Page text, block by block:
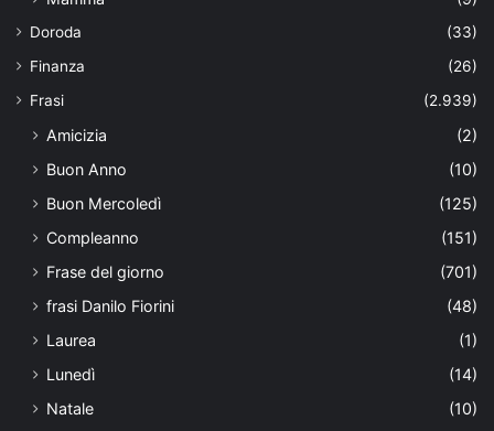
Doroda
(33)
Finanza
(26)
Frasi
(2.939)
Amicizia
(2)
Buon Anno
(10)
Buon Mercoledì
(125)
Compleanno
(151)
Frase del giorno
(701)
frasi Danilo Fiorini
(48)
Laurea
(1)
Lunedì
(14)
Natale
(10)